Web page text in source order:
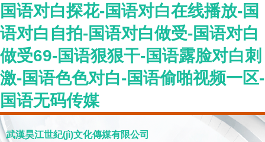
国语对白探花-国语对白在线播放-国
语对白自拍-国语对白做受-国语对白
做受69-国语狠狠干-国语露脸对白刺
激-国语色色对白-国语偷啪视频一区-
国语无码传媒
武漢昊江世紀(jì)文化傳媒有限公司